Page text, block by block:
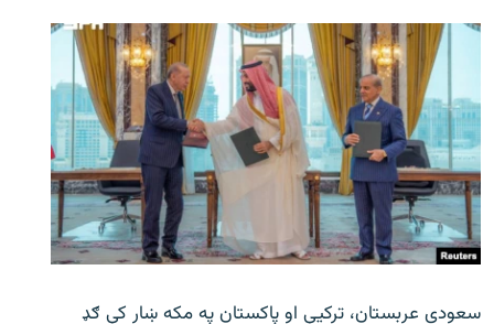
سعودي عربستان، ترکیې او پاکستان په مکه ښار کې ګډ